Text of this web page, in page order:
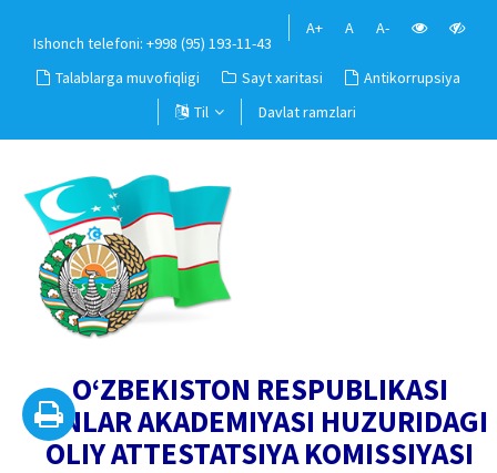
Ishonch telefoni: +998 (95) 193-11-43
A+ A A-
Talablarga muvofiqligi Sayt xaritasi
Antikorrupsiya
Til
Davlat ramzlari
O‘ZBEKISTON RESPUBLIKASI
FANLAR AKADEMIYASI HUZURIDAGI
OLIY ATTESTATSIYA KOMISSIYASI